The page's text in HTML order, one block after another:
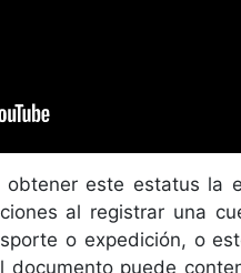
obtener este estatus la
al registrar una
o expedición, o
documento puede